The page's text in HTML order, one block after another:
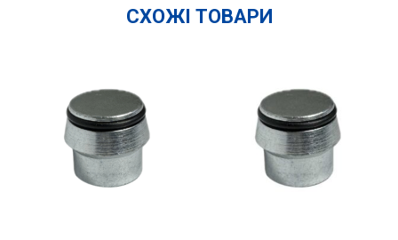
СХОЖІ ТОВАРИ